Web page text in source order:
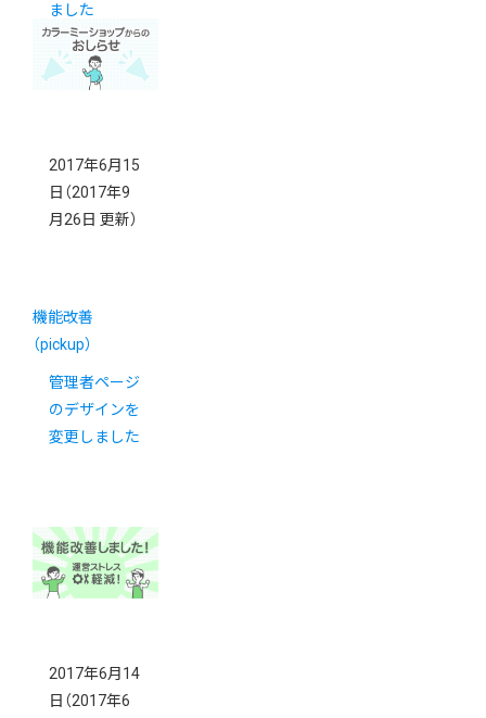
ました
2017年6月15
日 （2017年9
月26日 更新）
機能改善
（pickup）
管理者ページ
のデザインを
変更しました
2017年6月14
日 （2017年6